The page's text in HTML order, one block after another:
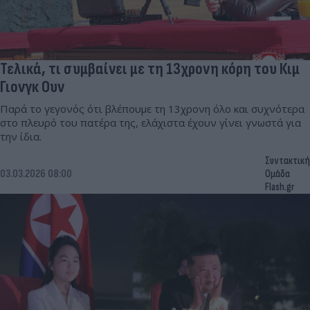
Τελικά, τι συμβαίνει με τη 13χρονη κόρη του Κιμ
Γιονγκ Ουν
Παρά το γεγονός ότι βλέπουμε τη 13χρονη όλο και συχνότερα
στο πλευρό του πατέρα της, ελάχιστα έχουν γίνει γνωστά για
την ίδια.
03.03.2026 08:00
Συντακτική
Ομάδα
Flash.gr